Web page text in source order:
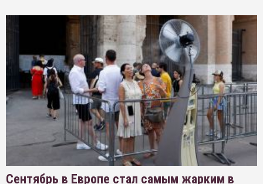
Сентябрь в Европе стал самым жарким в